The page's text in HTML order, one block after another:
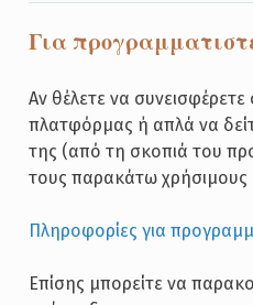
Για
Αν θέλετε να
πλατφόρμας ή απλά να
της (από τη σκοπιά του
τους παρακάτω χρήσιμους
Πληροφορίες για
Επίσης μπορείτε να